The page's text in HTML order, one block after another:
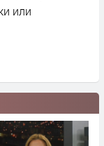
или